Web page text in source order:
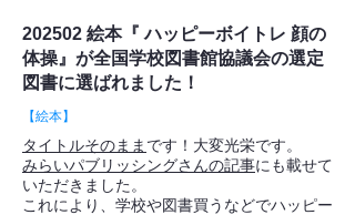
202502 絵本『 ハッピーボイトレ 顔の
体操』が全国学校図書館協議会の選定
図書に選ばれました！
【絵本】
タイトルそのまま です！大変光栄です。
みらいパブリッシングさんの記事にも載せて
いただきました。
これにより、学校や図書買うなどでハッピー